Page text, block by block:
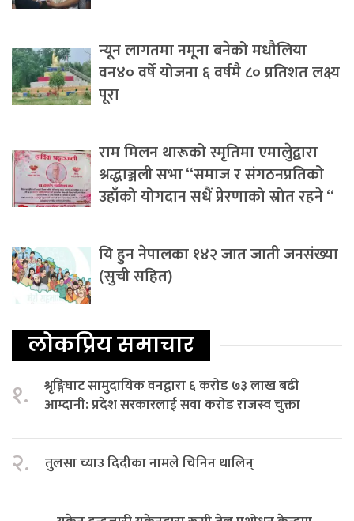
न्यून लागतमा नमूना बनेको मधौलिया
वन४० वर्षे योजना ६ वर्षमै ८० प्रतिशत लक्ष्य
पूरा
राम मिलन थारूको स्मृतिमा एमालेुद्वारा
श्रद्धाञ्जली सभा “समाज र संगठनप्रतिको
उहाँको योगदान सधैं प्रेरणाको स्रोत रहने “
यि हुन नेपालका १४२ जात जाती जनसंख्या
(सुची सहित)
लोकप्रिय समाचार
१.
श्रृङ्गिघाट सामुदायिक वनद्वारा ६ करोड ७३ लाख बढी
आम्दानी: प्रदेश सरकारलाई सवा करोड राजस्व चुक्ता
२. तुलसा च्याउ दिदीका नामले चिनिन थालिन्